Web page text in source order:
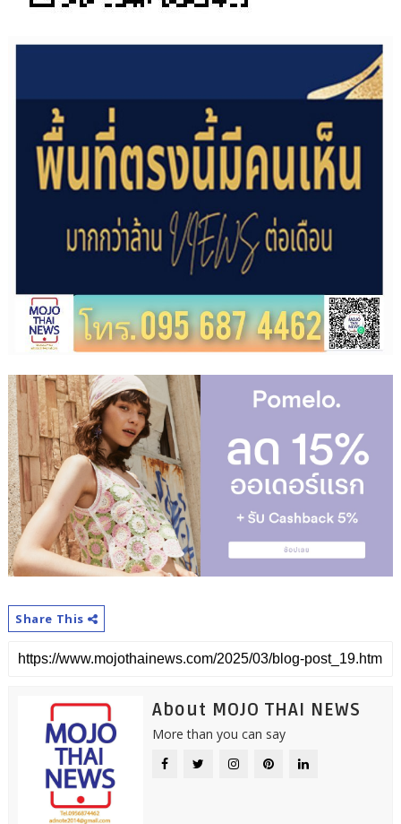
Share This
About MOJO THAI NEWS
More than you can say